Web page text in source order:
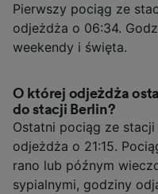
Pierwszy pociąg ze
odjeżdża o 06:34.
weekendy i święta.
O której odjeżdża
do stacji Berlin?
Ostatni pociąg ze
odjeżdża o 21:15.
rano lub późnym
sypialnymi, godziny